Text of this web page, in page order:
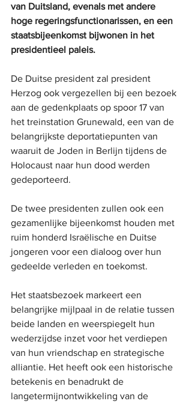
van Duitsland, evenals met andere
hoge regeringsfunctionarissen, en een
staatsbijeenkomst bijwonen in het
presidentieel paleis.
De Duitse president zal president
Herzog ook vergezellen bij een bezoek
aan de gedenkplaats op spoor 17 van
het treinstation Grunewald, een van de
belangrijkste deportatiepunten van
waaruit de Joden in Berlijn tijdens de
Holocaust naar hun dood werden
gedeporteerd.
De twee presidenten zullen ook een
gezamenlijke bijeenkomst houden met
ruim honderd Israëlische en Duitse
jongeren voor een dialoog over hun
gedeelde verleden en toekomst.
Het staatsbezoek markeert een
belangrijke mijlpaal in de relatie tussen
beide landen en weerspiegelt hun
wederzijdse inzet voor het verdiepen
van hun vriendschap en strategische
alliantie. Het heeft ook een historische
betekenis en benadrukt de
langetermijnontwikkeling van de